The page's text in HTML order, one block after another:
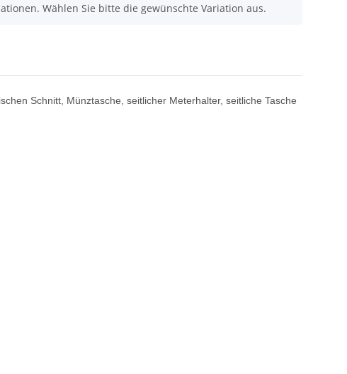
Wählen Sie bitte die gewünschte Variation aus.
Schnitt, Münztasche, seitlicher Meterhalter, seitliche Tasche